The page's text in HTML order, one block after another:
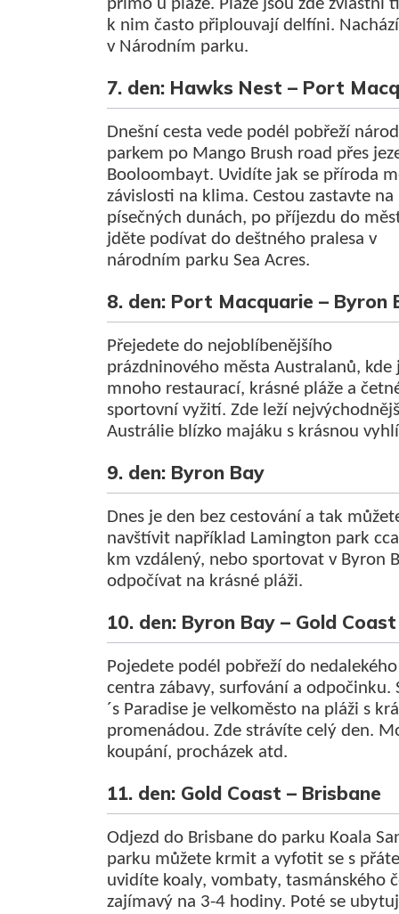
přímo u pláže. Pláže jsou zde zvláštní
k nim často připlouvají delfíni.
v Národním parku.
7. den: Hawks Nest – Port
Dnešní cesta vede podél pobřeží
parkem po Mango Brush road přes
Booloombayt. Uvidíte jak se příroda
závislosti na klima. Cestou zastavte na
písečných dunách, po příjezdu do
jděte podívat do deštného pralesa v
národním parku Sea Acres.
8. den: Port Macquarie – Byron
Přejedete do nejoblíbenějšího
prázdninového města Australanů, kde
mnoho restaurací, krásné pláže a
sportovní vyžití. Zde leží
Austrálie blízko majáku s krásnou
9. den: Byron Bay
Dnes je den bez cestování a tak
navštívit například Lamington park
km vzdálený, nebo sportovat v Byron
odpočívat na krásné pláži.
10. den: Byron Bay – Gold Coast
Pojedete podél pobřeží do nedalekého
centra zábavy, surfování a odpočinku.
´s Paradise je velkoměsto na pláži s
promenádou. Zde strávíte celý den.
koupání, procházek atd.
11. den: Gold Coast – Brisbane
Odjezd do Brisbane do parku Koala
parku můžete krmit a vyfotit se s
uvidíte koaly, vombaty, tasmánského
zajímavý na 3-4 hodiny. Poté se